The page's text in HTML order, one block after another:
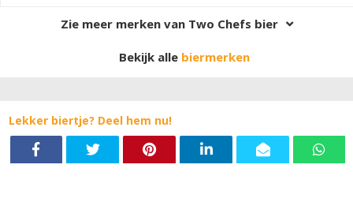
speciaalbier heeft een lange en intense afdronk, wat het
een unieke keuze maakt voor liefhebbers van donkere
Zie meer merken van Two Chefs bier
Bekijk alle biermerken
Lekker biertje? Deel hem nu!